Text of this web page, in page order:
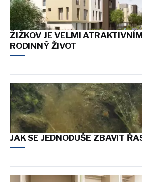
ŽIŽKOV JE VELMI
RODINNÝ ŽIVOT
JAK SE JEDNODUŠE ZBAVIT